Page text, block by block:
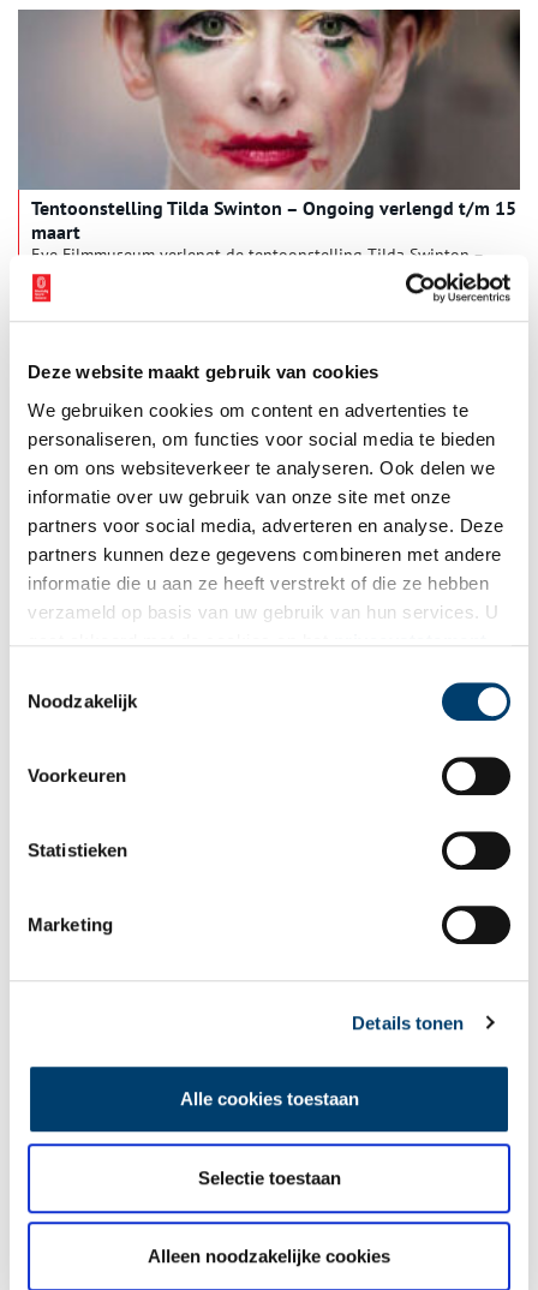
Deze website maakt gebruik van cookies
We gebruiken cookies om content en advertenties te
personaliseren, om functies voor social media te bieden
en om ons websiteverkeer te analyseren. Ook delen we
informatie over uw gebruik van onze site met onze
partners voor social media, adverteren en analyse. Deze
partners kunnen deze gegevens combineren met andere
informatie die u aan ze heeft verstrekt of die ze hebben
verzameld op basis van uw gebruik van hun services. U
Noodzakelijk
Voorkeuren
Statistieken
Marketing
Details tonen
Alle cookies toestaan
Selectie toestaan
Alleen noodzakelijke cookies
filmtheaters.
Tentoonstelling Tilda Swinton – Ongoing verlengd t/m 15
maart
Eye Filmmuseum verlengt de tentoonstelling Tilda Swinton –
Ongoing tot en met zondag 15 maart. Ongoing is een
persoonlijke tentoonstelling waarin de creatieve
samenwerkingen van de Schotse performer, kunstenaar en
komende tijd regelmatig terug naar Eye voor diverse talks en
inleidingen en een reprise van de intieme performance Bliss#2.
Tilda Swinton maakt tentoonstelling in Eye
De Britse actrice Tilda Swinton maakt in het najaar van 2025
speciaal voor Eye Filmmuseum een unieke tentoonstelling
staat. Begin volgend jaar wijdt Eye een expositie aan de
Turkse filmmaker Nuri Bilge Ceylan, gevolgd door een
filmmaker Garrett Bradley, winnaar van de Eye Art & Film Prize.
Ook presenteert Eye in 2025 filmprogramma’s rond Akira
Kurosawa, Feministisch Filmkollektief Cinemien, filmstudio
realitywerken.
Ter viering van het 750-jarig bestaan van Amsterdam vertoont
Amsterdam spelen. Van pionierende VJ-beelden in de
huis op de Reguliersgracht tot het bevrijdende naakt van Blue